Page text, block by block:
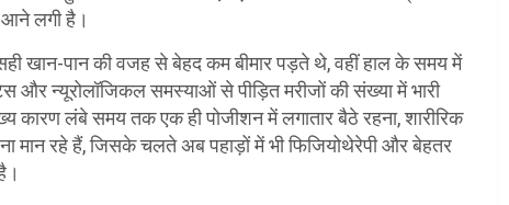
आने लगी है।
सही खान-पान की वजह से बेहद कम बीमार पड़ते थे, वहीं हाल के समय में
और न्यूरोलॉजिकल समस्याओं से पीड़ित मरीजों की संख्या में भारी
कारण लंबे समय तक एक ही पोजीशन में लगातार बैठे रहना, शारीरिक
मान रहे हैं, जिसके चलते अब पहाड़ों में भी फिजियोथेरेपी और बेहतर